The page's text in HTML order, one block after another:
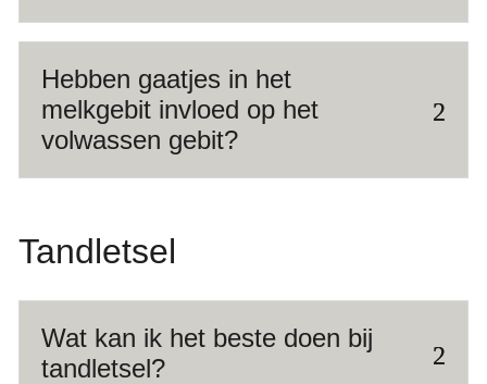
Hebben gaatjes in het
melkgebit invloed op het
volwassen gebit?
Tandletsel
Wat kan ik het beste doen bij
tandletsel?